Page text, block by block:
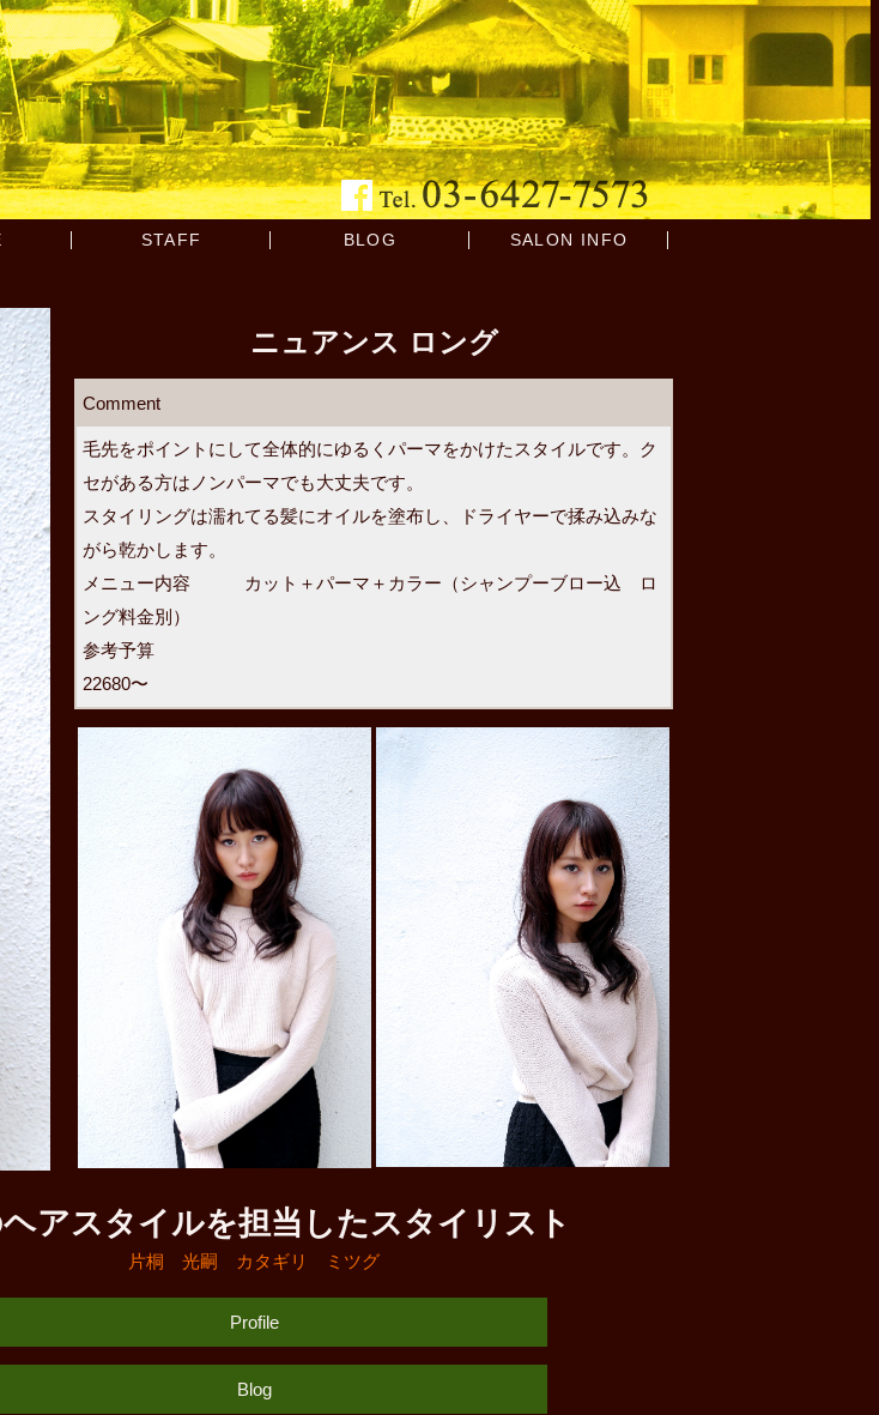
STAFF BLOG SALON INFO
ニュアンス ロング
Comment
毛先をポイントにして全体的にゆるくパーマをかけたスタイルです。ク
セがある方はノンパーマでも大丈夫です。
スタイリングは濡れてる髪にオイルを塗布し、ドライヤーで揉み込みな
がら乾かします。
メニュー内容 カット＋パーマ＋カラー（シャンプーブロー込 ロ
ング料金別）
参考予算
22680〜
アスタイルを担当したスタイリスト
片桐 光嗣 カタギリ ミツグ
Profile
Blog